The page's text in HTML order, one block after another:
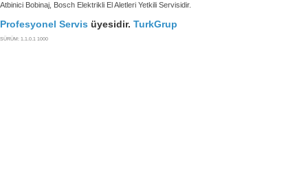
Atbinici Bobinaj, Bosch Elektrikli El Aletleri Yetkili Servisidir.
Profesyonel Servis üyesidir. TurkGrup
SÜRÜM: 1.1.0.1 1000